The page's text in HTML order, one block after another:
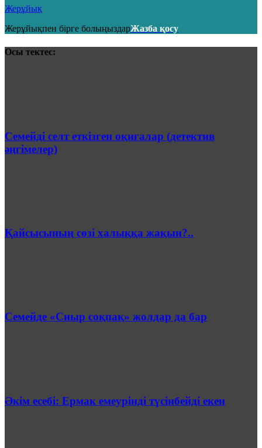
Жерұйық
Жерұйықпен бірге болыңыздарЖазба қосу
Осы тектес:
Семейді селт еткізген оқиғалар (детектив
әңгімелер)
Қайсысының сөзі халыққа жақын?..
Семейде «Сиыр соқпақ» жолдар да бар
Әкім есебі: Ермак емеурінді түсінбейді екен